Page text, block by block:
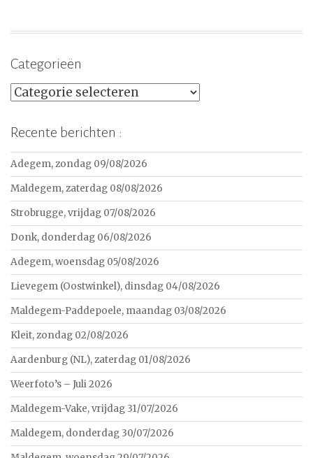
Categorieën
Categorieën
Recente berichten :
Adegem, zondag 09/08/2026
Maldegem, zaterdag 08/08/2026
Strobrugge, vrijdag 07/08/2026
Donk, donderdag 06/08/2026
Adegem, woensdag 05/08/2026
Lievegem (Oostwinkel), dinsdag 04/08/2026
Maldegem-Paddepoele, maandag 03/08/2026
Kleit, zondag 02/08/2026
Aardenburg (NL), zaterdag 01/08/2026
Weerfoto’s – Juli 2026
Maldegem-Vake, vrijdag 31/07/2026
Maldegem, donderdag 30/07/2026